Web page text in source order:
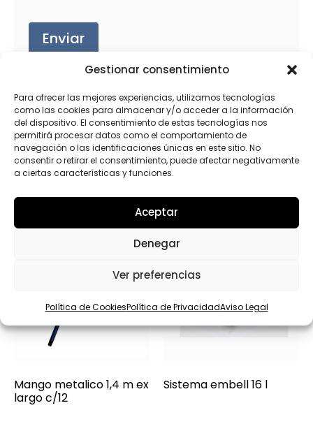
Gestionar consentimiento
Para ofrecer las mejores experiencias, utilizamos tecnologías
como las cookies para almacenar y/o acceder a la información
del dispositivo. El consentimiento de estas tecnologías nos
permitirá procesar datos como el comportamiento de
navegación o las identificaciones únicas en este sitio. No
consentir o retirar el consentimiento, puede afectar negativamente
a ciertas características y funciones.
Aceptar
Denegar
Ver preferencias
Política de CookiesPolítica de PrivacidadAviso Legal
*
Enviar
Productos relacionados
Mango metalico 1,4 m ex
largo c/12
Sistema embell 16 l